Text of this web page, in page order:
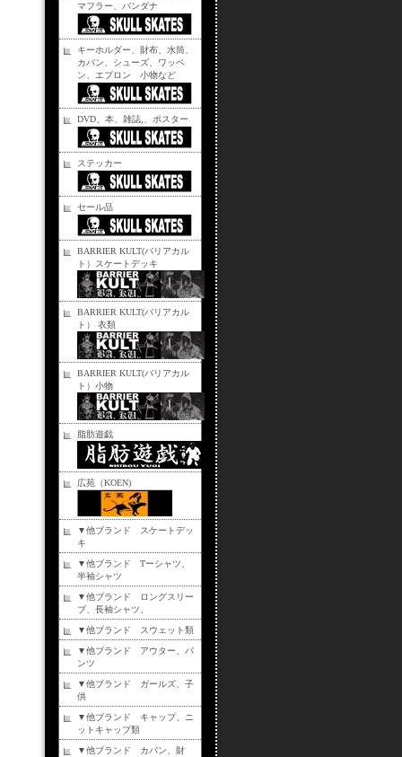
マフラー、バンダナ
キーホルダー、財布、水筒、
カバン、シューズ、ワッペ
ン、エプロン 小物など
DVD、本、雑誌,、ポスター
ステッカー
セール品
BARRIER KULT(バリアカル
ト）スケートデッキ
BARRIER KULT(バリアカル
ト） 衣類
BARRIER KULT(バリアカル
ト）小物
脂肪遊戯
広苑（KOEN)
▼他ブランド スケートデッ
キ
▼他ブランド Tーシャツ、
半袖シャツ
▼他ブランド ロングスリー
ブ、長袖シャツ、
▼他ブランド スウェット類
▼他ブランド アウター、パ
ンツ
▼他ブランド ガールズ、子
供
▼他ブランド キャップ、ニ
ットキャップ類
▼他ブランド カバン、財